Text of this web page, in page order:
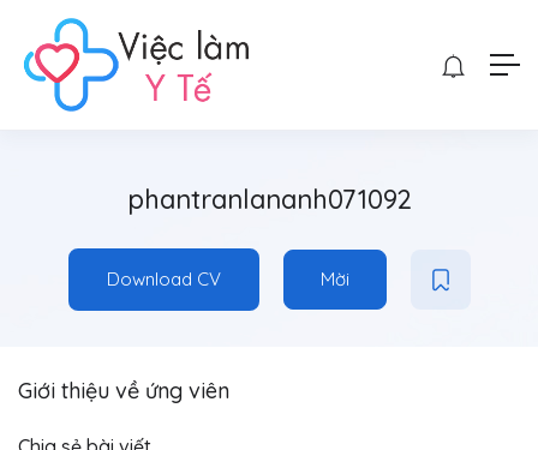
phantranlananh071092
Download CV Mời
Giới thiệu về ứng viên